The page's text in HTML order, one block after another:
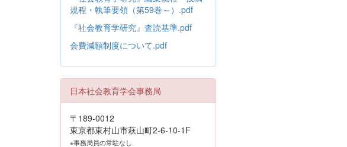
規程・執筆要領（第59巻～）.pdf
『社会教育学研究』査読基準.pdf
会費減額制度について.pdf
日本社会教育学会事務局
〒189-0012
東京都東村山市萩山町2-6-10-1F
※事務局員の常駐なし